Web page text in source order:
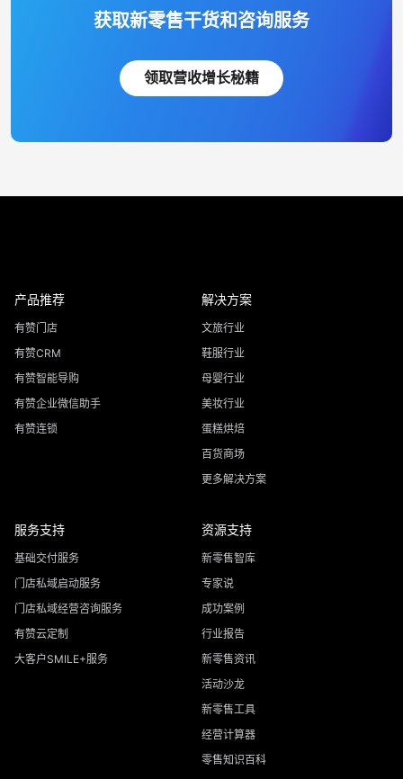
获取新零售干货和咨询服务
领取营收增长秘籍
产品推荐
有赞门店
有赞CRM
有赞智能导购
有赞企业微信助手
有赞连锁
解决方案
文旅行业
鞋服行业
母婴行业
美妆行业
蛋糕烘焙
百货商场
更多解决方案
服务支持
基础交付服务
门店私域启动服务
门店私域经营咨询服务
有赞云定制
大客户SMILE+服务
资源支持
新零售智库
专家说
成功案例
行业报告
新零售资讯
活动沙龙
新零售工具
经营计算器
零售知识百科